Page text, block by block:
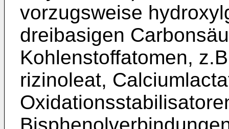
vorzugsweise
dreibasigen
Kohlenstoffatomen,
rizinoleat,